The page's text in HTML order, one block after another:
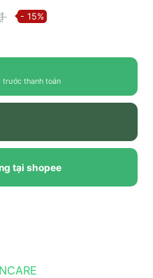
- 15%
trước thanh toán
tại shopee